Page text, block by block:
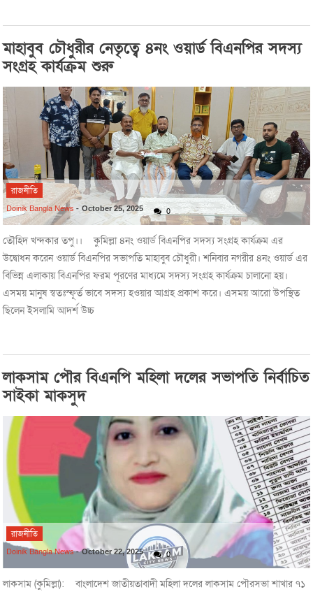
মাহাবুব চৌধুরীর নেতৃত্বে ৪নং ওয়ার্ড বিএনপির সদস্য
সংগ্রহ কার্যক্রম শুরু
রাজনীতি
Doinik Bangla News -October 25, 2025 0
তৌহিদ খন্দকার তপু।। কুমিল্লা ৪নং ওয়ার্ড বিএনপির সদস্য সংগ্রহ কার্যক্রম এর
উদ্বোধন করেন ওয়ার্ড বিএনপির সভাপতি মাহাবুব চৌধুরী। শনিবার নগরীর ৪নং ওয়ার্ড এর
বিভিন্ন এলাকায় বিএনপির ফরম পূরণের মাধ্যমে সদস্য সংগ্রহ কার্যক্রম চালানো হয়।
এসময় মানুষ স্বতঃস্ফূর্ত ভাবে সদস্য হওয়ার আগ্রহ প্রকাশ করে। এসময় আরো উপস্থিত
ছিলেন ইসলামি আদর্শ উচ্চ
লাকসাম পৌর বিএনপি মহিলা দলের সভাপতি নির্বাচিত
সাইকা মাকসুদ
রাজনীতি
Doinik Bangla News -October 22, 2025 0
লাকসাম (কুমিল্লা): বাংলাদেশ জাতীয়তাবাদী মহিলা দলের লাকসাম পৌরসভা শাখার ৭১